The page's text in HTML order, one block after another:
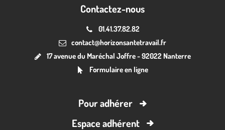
Contactez-nous
01.41.37.82.82
contact@horizonsantetravail.fr
17 avenue du Maréchal Joffre - 92022 Nanterre
Formulaire en ligne
Pour adhérer
Espace adhérent